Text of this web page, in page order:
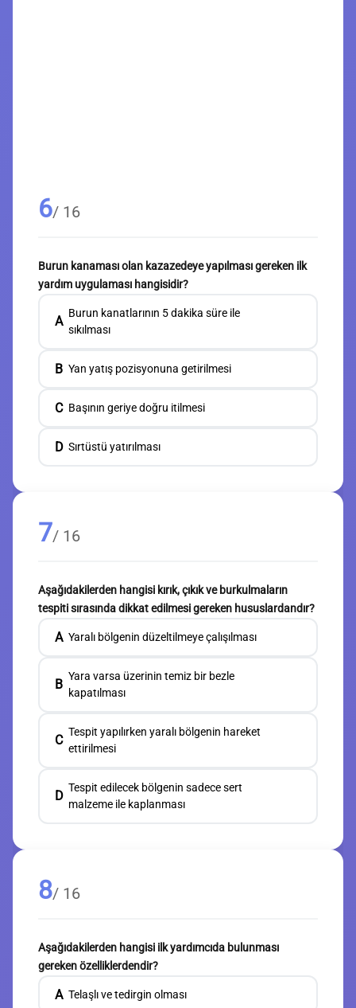
6/ 16
Burun kanaması olan kazazedeye yapılması gereken ilk
yardım uygulaması hangisidir?
A
Burun kanatlarının 5 dakika süre ile
sıkılması
B Yan yatış pozisyonuna getirilmesi
C Başının geriye doğru itilmesi
D Sırtüstü yatırılması
7/ 16
Aşağıdakilerden hangisi kırık, çıkık ve burkulmaların
tespiti sırasında dikkat edilmesi gereken hususlardandır?
A Yaralı bölgenin düzeltilmeye çalışılması
B
Yara varsa üzerinin temiz bir bezle
kapatılması
C
Tespit yapılırken yaralı bölgenin hareket
ettirilmesi
D
Tespit edilecek bölgenin sadece sert
malzeme ile kaplanması
8/ 16
Aşağıdakilerden hangisi ilk yardımcıda bulunması
gereken özelliklerdendir?
A Telaşlı ve tedirgin olması